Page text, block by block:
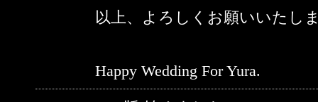
以上、よろしくお願いいたし
Happy Wedding For Yura.